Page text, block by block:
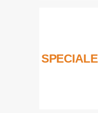
SPECIALE